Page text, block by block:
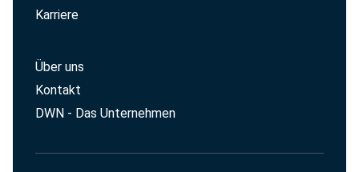
Karriere
Über uns
Kontakt
DWN - Das Unternehmen